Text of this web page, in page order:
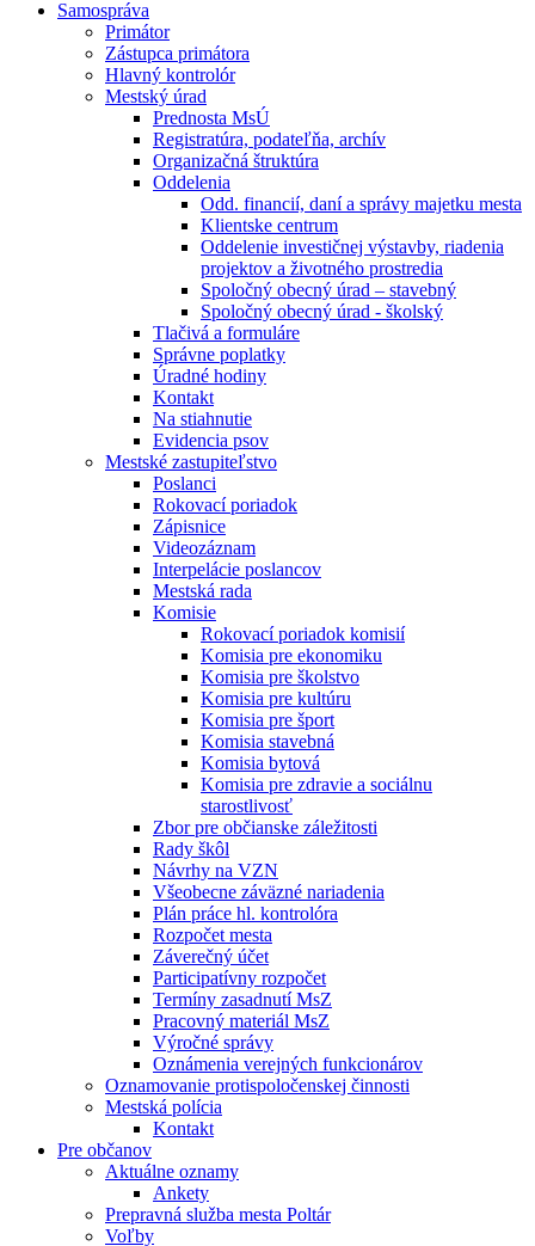
Samospráva
Primátor
Zástupca primátora
Hlavný kontrolór
Mestský úrad
Prednosta MsÚ
Registratúra, podateľňa, archív
Organizačná štruktúra
Oddelenia
Odd. financií, daní a správy majetku mesta
Klientske centrum
Oddelenie investičnej výstavby, riadenia
projektov a životného prostredia
Spoločný obecný úrad – stavebný
Spoločný obecný úrad - školský
Tlačivá a formuláre
Správne poplatky
Úradné hodiny
Kontakt
Na stiahnutie
Evidencia psov
Mestské zastupiteľstvo
Poslanci
Rokovací poriadok
Zápisnice
Videozáznam
Interpelácie poslancov
Mestská rada
Komisie
Rokovací poriadok komisií
Komisia pre ekonomiku
Komisia pre školstvo
Komisia pre kultúru
Komisia pre šport
Komisia stavebná
Komisia bytová
Komisia pre zdravie a sociálnu
starostlivosť
Zbor pre občianske záležitosti
Rady škôl
Návrhy na VZN
Všeobecne záväzné nariadenia
Plán práce hl. kontrolóra
Rozpočet mesta
Záverečný účet
Participatívny rozpočet
Termíny zasadnutí MsZ
Pracovný materiál MsZ
Výročné správy
Oznámenia verejných funkcionárov
Oznamovanie protispoločenskej činnosti
Mestská polícia
Kontakt
Pre občanov
Aktuálne oznamy
Ankety
Prepravná služba mesta Poltár
Voľby